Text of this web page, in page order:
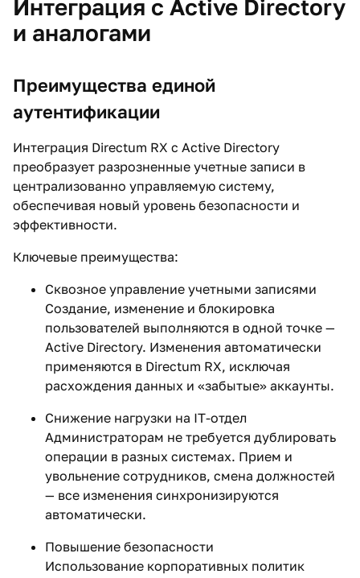
Интеграция с Active Directory
и аналогами
Преимущества единой
аутентификации
Интеграция Directum RX с Active Directory
преобразует разрозненные учетные записи в
централизованно управляемую систему,
обеспечивая новый уровень безопасности и
эффективности.
Ключевые преимущества:
Сквозное управление учетными записями
Создание, изменение и блокировка
пользователей выполняются в одной точке —
Active Directory. Изменения автоматически
применяются в Directum RX, исключая
расхождения данных и «забытые» аккаунты.
Снижение нагрузки на IT-отдел
Администраторам не требуется дублировать
операции в разных системах. Прием и
увольнение сотрудников, смена должностей
— все изменения синхронизируются
автоматически.
Повышение безопасности
Использование корпоративных политик